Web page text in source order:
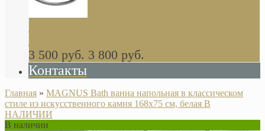
Khala Colombo аксессуары (серия) В
НАЛИЧИИ
3 500 руб. 3 800 руб.
Контакты
Главная » MAGNUS Bath ванна напольная в классическом
стиле из искусственного камня 168х75 см, белая В
НАЛИЧИИ
В наличии